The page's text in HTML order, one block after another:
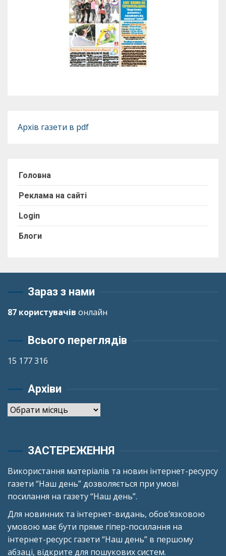
Архів газети в pdf
Головна
Реклама на сайті
Login
Блоги
Зараз з нами
87 користувачів онлайн
Всього переглядів
15 177 316
Архіви
Архіви
ЗАСТЕРЕЖЕННЯ
Використання матеріалів та новин інтернет-ресурсу
газети “Наш день” дозволяється при умові
посилання на газету “Наш день”.
Для новинних та інтернет-видань, обов’язковою
умовою має бути пряме гіпер-посилання на
інтернет-ресурс газети “Наш день” в першому
абзаці, відкрите для пошукових систем.